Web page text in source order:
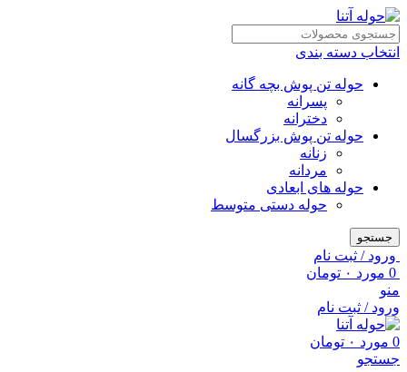
انتخاب دسته بندی
حوله تن پوش بچه گانه
پسرانه
دخترانه
حوله تن پوش بزرگسال
زنانه
مردانه
حوله های ابعادی
حوله دستی متوسط
جستجو
ورود / ثبت نام
0 مورد ۰ تومان
منو
ورود / ثبت نام
0 مورد ۰ تومان
جستجو